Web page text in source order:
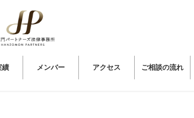
績 メンバー アクセス ご相談の流れ